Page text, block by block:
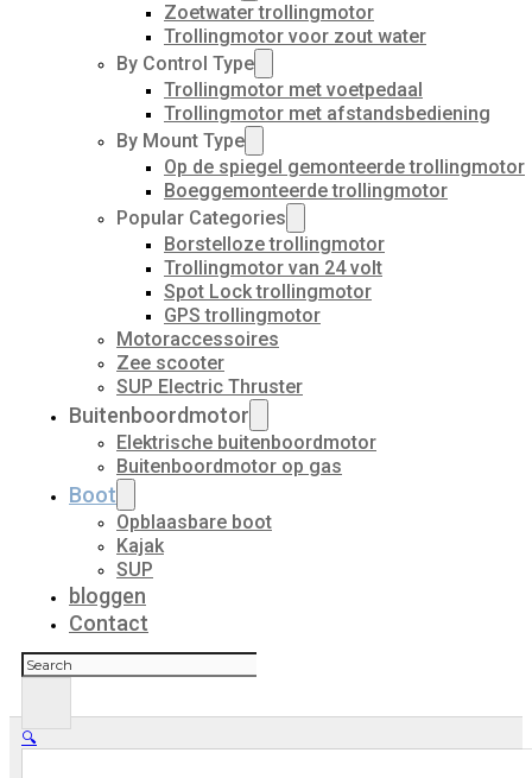
Zoetwater trollingmotor
Trollingmotor voor zout water
By Control Type
Trollingmotor met voetpedaal
Trollingmotor met afstandsbediening
By Mount Type
Op de spiegel gemonteerde trollingmotor
Boeggemonteerde trollingmotor
Popular Categories
Borstelloze trollingmotor
Trollingmotor van 24 volt
Spot Lock trollingmotor
GPS trollingmotor
Motoraccessoires
Zee scooter
SUP Electric Thruster
Buitenboordmotor
Elektrische buitenboordmotor
Buitenboordmotor op gas
Boot
Opblaasbare boot
Kajak
SUP
bloggen
Contact
Zoeken
🔍